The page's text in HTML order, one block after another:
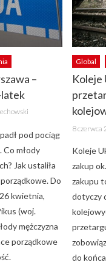
–
pod pociąg
Co młody
Jak ustaliła
Do
kwietnia,
(woj.
mężczyzna
porządkowe
Global
Koleje
Posted
on
8 czerwca
Koleje
zakup
zakupu
dotyczy
do